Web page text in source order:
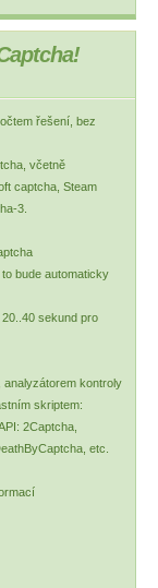
řešení, bez
včetně
captcha, Steam
3.
bude automaticky
sekund pro
analyzátorem kontroly
skriptem:
2Captcha,
etc.